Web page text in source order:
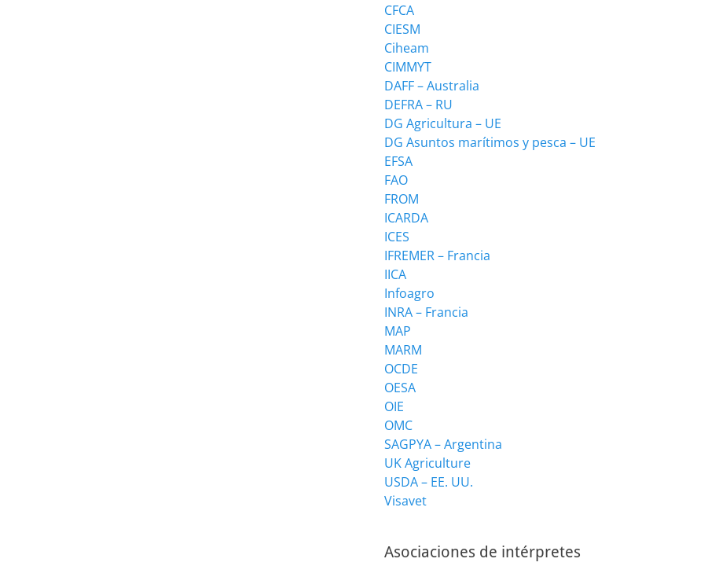
CFCA
CIESM
Ciheam
CIMMYT
DAFF – Australia
DEFRA – RU
DG Agricultura – UE
DG Asuntos marítimos y pesca – UE
EFSA
FAO
FROM
ICARDA
ICES
IFREMER – Francia
IICA
Infoagro
INRA – Francia
MAP
MARM
OCDE
OESA
OIE
OMC
SAGPYA – Argentina
UK Agriculture
USDA – EE. UU.
Visavet
Asociaciones de intérpretes